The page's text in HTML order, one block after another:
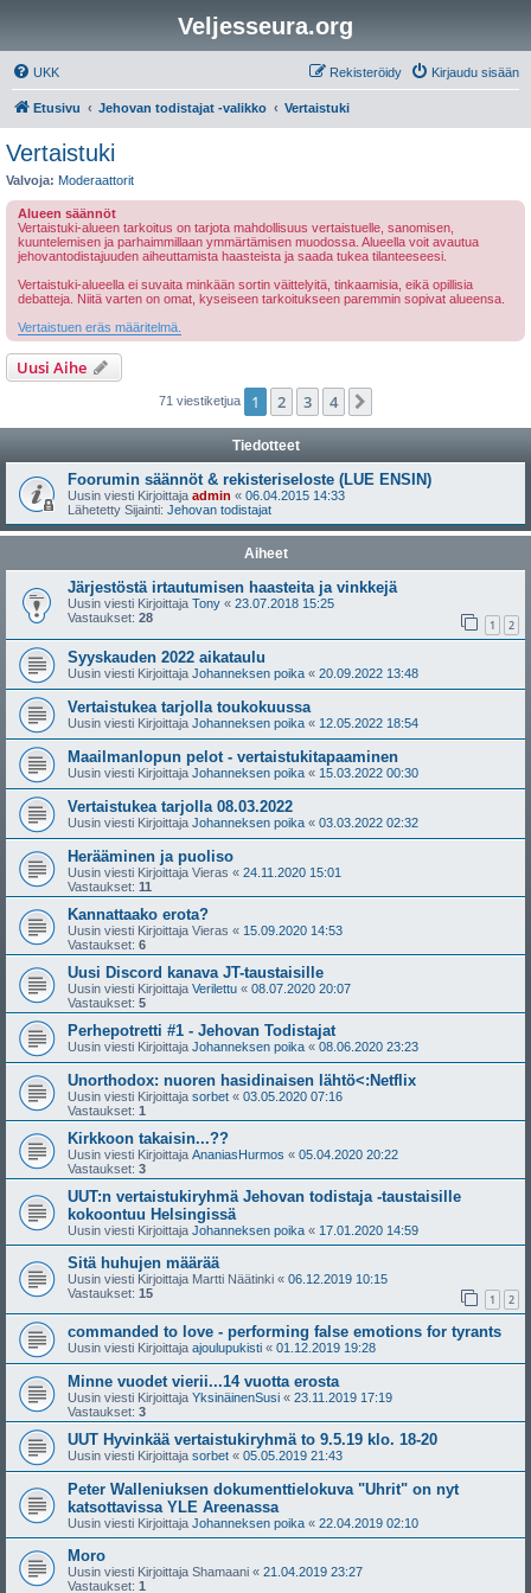
Veljesseura.org
UKK Kirjaudu sisään
Rekisteröidy
Etusivu Jehovan todistajat -valikko Vertaistuki
Vertaistuki
Valvoja: Moderaattorit
Alueen säännöt
Vertaistuki-alueen tarkoitus on tarjota mahdollisuus vertaistuelle, sanomisen,
kuuntelemisen ja parhaimmillaan ymmärtämisen muodossa. Alueella voit avautua
jehovantodistajuuden aiheuttamista haasteista ja saada tukea tilanteeseesi.
Vertaistuki-alueella ei suvaita minkään sortin väittelyitä, tinkaamisia, eikä opillisia
debatteja. Niitä varten on omat, kyseiseen tarkoitukseen paremmin sopivat alueensa.
Vertaistuen eräs määritelmä.
Uusi Aihe
71 viestiketjua 1 2 3 4
Tiedotteet
Foorumin säännöt & rekisteriseloste (LUE ENSIN)
Uusin viesti Kirjoittaja admin « 06.04.2015 14:33
Lähetetty Sijainti: Jehovan todistajat
Aiheet
Järjestöstä irtautumisen haasteita ja vinkkejä
Uusin viesti Kirjoittaja Tony « 23.07.2018 15:25
Vastaukset: 28 1 2
Syyskauden 2022 aikataulu
Uusin viesti Kirjoittaja Johanneksen poika « 20.09.2022 13:48
Vertaistukea tarjolla toukokuussa
Uusin viesti Kirjoittaja Johanneksen poika « 12.05.2022 18:54
Maailmanlopun pelot - vertaistukitapaaminen
Uusin viesti Kirjoittaja Johanneksen poika « 15.03.2022 00:30
Vertaistukea tarjolla 08.03.2022
Uusin viesti Kirjoittaja Johanneksen poika « 03.03.2022 02:32
Herääminen ja puoliso
Uusin viesti Kirjoittaja Vieras « 24.11.2020 15:01
Vastaukset: 11
Kannattaako erota?
Uusin viesti Kirjoittaja Vieras « 15.09.2020 14:53
Vastaukset: 6
Uusi Discord kanava JT-taustaisille
Uusin viesti Kirjoittaja Verilettu « 08.07.2020 20:07
Vastaukset: 5
Perhepotretti #1 - Jehovan Todistajat
Uusin viesti Kirjoittaja Johanneksen poika « 08.06.2020 23:23
Unorthodox: nuoren hasidinaisen lähtö<:Netflix
Uusin viesti Kirjoittaja sorbet « 03.05.2020 07:16
Vastaukset: 1
Kirkkoon takaisin...??
Uusin viesti Kirjoittaja AnaniasHurmos « 05.04.2020 20:22
Vastaukset: 3
UUT:n vertaistukiryhmä Jehovan todistaja -taustaisille
kokoontuu Helsingissä
Uusin viesti Kirjoittaja Johanneksen poika « 17.01.2020 14:59
Sitä huhujen määrää
Uusin viesti Kirjoittaja Martti Näätinki « 06.12.2019 10:15
Vastaukset: 15 1 2
commanded to love - performing false emotions for tyrants
Uusin viesti Kirjoittaja ajoulupukisti « 01.12.2019 19:28
Minne vuodet vierii...14 vuotta erosta
Uusin viesti Kirjoittaja YksinäinenSusi « 23.11.2019 17:19
Vastaukset: 3
UUT Hyvinkää vertaistukiryhmä to 9.5.19 klo. 18-20
Uusin viesti Kirjoittaja sorbet « 05.05.2019 21:43
Peter Walleniuksen dokumenttielokuva "Uhrit" on nyt
katsottavissa YLE Areenassa
Uusin viesti Kirjoittaja Johanneksen poika « 22.04.2019 02:10
Moro
Uusin viesti Kirjoittaja Shamaani « 21.04.2019 23:27
Vastaukset: 1